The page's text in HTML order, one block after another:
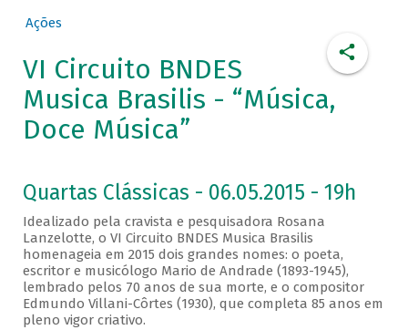
Ações
VI Circuito BNDES
Musica Brasilis - “Música,
Doce Música”
Quartas Clássicas - 06.05.2015 - 19h
Idealizado pela cravista e pesquisadora Rosana
Lanzelotte, o VI Circuito BNDES Musica Brasilis
homenageia em 2015 dois grandes nomes: o poeta,
escritor e musicólogo Mario de Andrade (1893-1945),
lembrado pelos 70 anos de sua morte, e o compositor
Edmundo Villani-Côrtes (1930), que completa 85 anos em
pleno vigor criativo.